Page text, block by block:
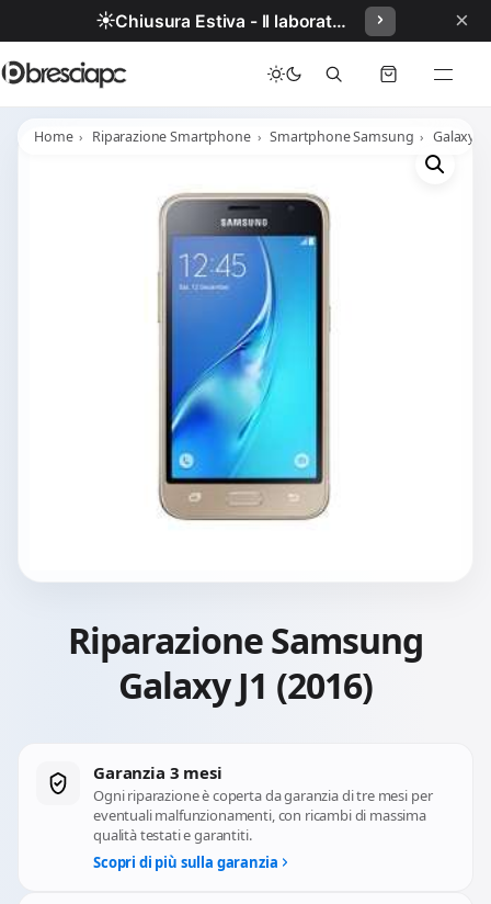
☀️ Chiusura Estiva - Il laboratorio resterà chiuso per ferie dal 29/06/2026 al 05/07/2026 compresi. ×
Home Riparazione Smartphone Smartphone Samsung Galaxy J
Riparazione Samsung
Galaxy J1 (2016)
Garanzia 3 mesi
Ogni riparazione è coperta da garanzia di tre mesi per
eventuali malfunzionamenti, con ricambi di massima
qualità testati e garantiti.
Scopri di più sulla garanzia